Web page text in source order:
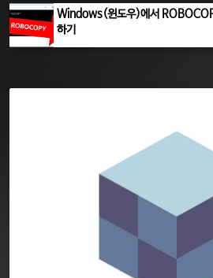
Windows(윈도우)에서
하기